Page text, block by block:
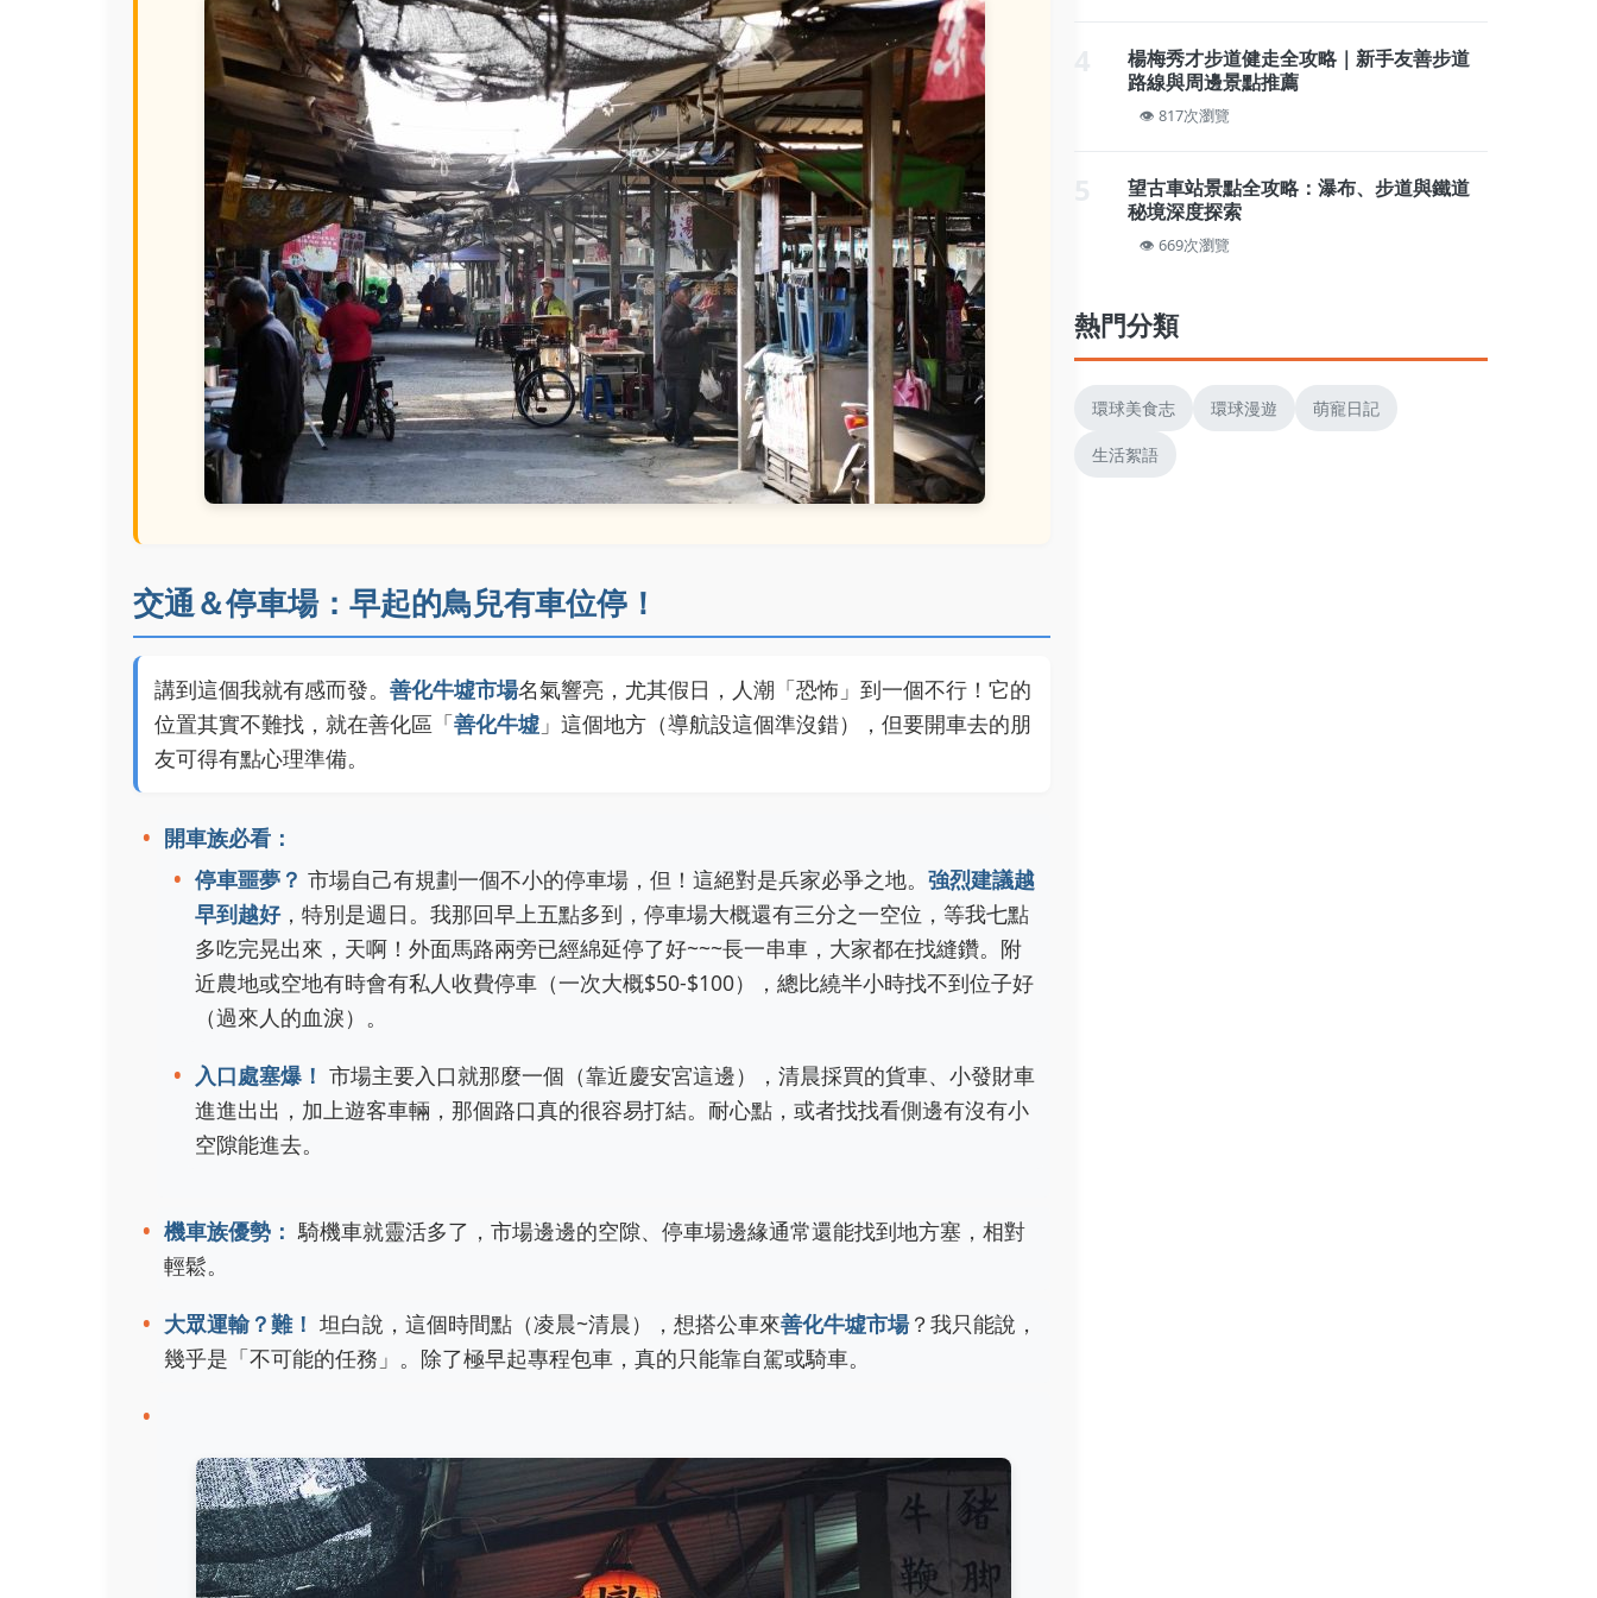
交通＆停車場：早起的鳥兒有車位停！
講到這個我就有感而發。 善化牛墟市場名氣響亮，尤其假日，人潮「恐怖」到一個不行！它的
位置其實不難找，就在善化區「善化牛墟 」這個地方（導航設這個準沒錯），但要開車去的朋
友可得有點心理準備。
開車族必看：
停車噩夢？ 市場自己有規劃一個不小的停車場，但！這絕對是兵家必爭之地。 強烈建議越
早到越好，特別是週日。我那回早上五點多到，停車場大概還有三分之一空位，等我七點
多吃完晃出來，天啊！外面馬路兩旁已經綿延停了好~~~長一串車，大家都在找縫鑽。附
近農地或空地有時會有私人收費停車（一次大概$50-$100），總比繞半小時找不到位子好
（過來人的血淚）。
入口處塞爆！ 市場主要入口就那麼一個（靠近慶安宮這邊），清晨採買的貨車、小發財車
進進出出，加上遊客車輛，那個路口真的很容易打結。耐心點，或者找找看側邊有沒有小
空隙能進去。
機車族優勢： 騎機車就靈活多了，市場邊邊的空隙、停車場邊緣通常還能找到地方塞，相對
輕鬆。
大眾運輸？難！ 坦白說，這個時間點（凌晨~清晨），想搭公車來善化牛墟市場？我只能說，
幾乎是「不可能的任務」。除了極早起專程包車，真的只能靠自駕或騎車。
楊梅秀才步道健走全攻略｜新手友善步道
路線與周邊景點推薦
817次瀏覽
望古車站景點全攻略：瀑布、步道與鐵道
秘境深度探索
669次瀏覽
熱門分類
環球美食志 環球漫遊 萌寵日記
生活絮語